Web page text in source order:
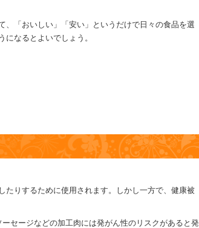
、「おいしい」「安い」というだけで日々の食品を選
なるとよいでしょう。
りするために使用されます。しかし一方で、健康被
セージなどの加工肉には発がん性のリスクがあると発